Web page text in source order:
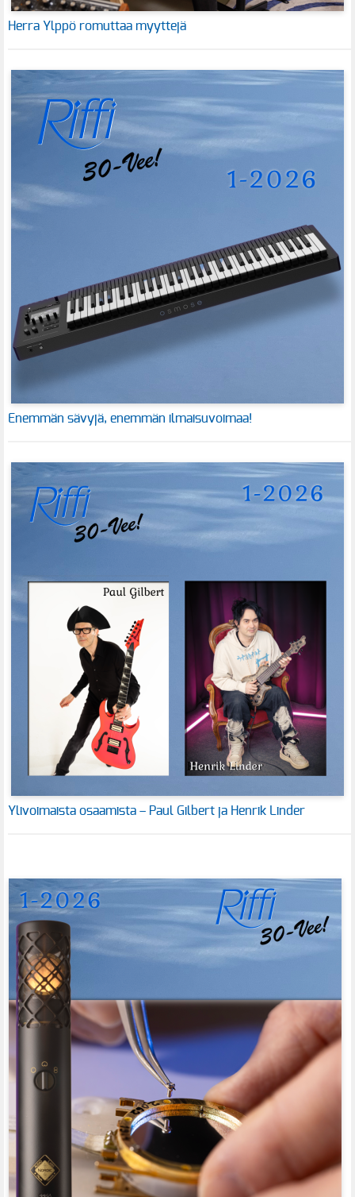
Herra Ylppö romuttaa myyttejä
Enemmän sävyjä, enemmän ilmaisuvoimaa!
Ylivoimaista osaamista – Paul Gilbert ja Henrik Linder